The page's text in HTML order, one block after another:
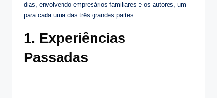
dias, envolvendo empresários familiares e os autores, um
para cada uma das três grandes partes:
1. Experiências
Passadas